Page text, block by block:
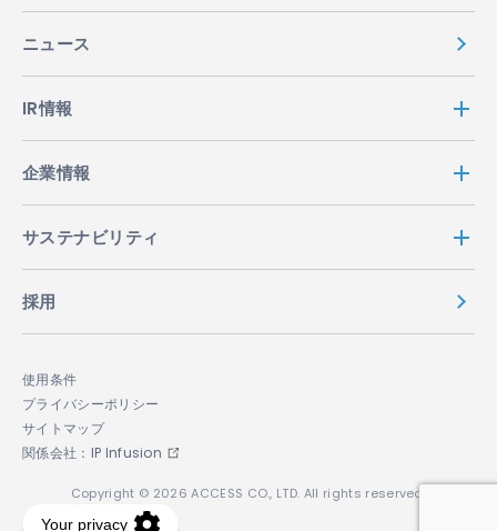
ニュース
IR情報
企業情報
サステナビリティ
採用
使用条件
プライバシーポリシー
サイトマップ
関係会社：IP Infusion
Copyright © 2026 ACCESS CO., LTD. All rights reserved.